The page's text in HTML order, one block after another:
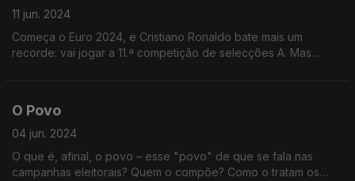
11 jun. 2024
Começa o Euro 2024, e Cristiano Ronaldo bate mais um
recorde: vai jogar a 11.ª competição de selecções A. Mas
O Povo
04 jun. 2024
O que é, afinal, o povo – esse "povo" de que se fala nas
campanhas eleitorais? Quem o compõe? Como o tratam os